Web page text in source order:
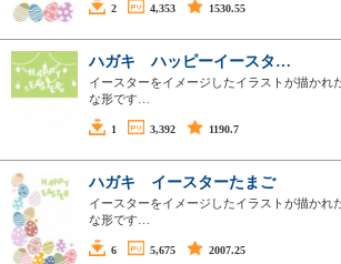
2 4,353 1530.55
ハガキ ハッピーイースタ…
イースターをイメージしたイラストが描かれ
な形です…
1 3,392 1190.7
ハガキ イースターたまご
イースターをイメージしたイラストが描かれ
な形です…
6 5,675 2007.25